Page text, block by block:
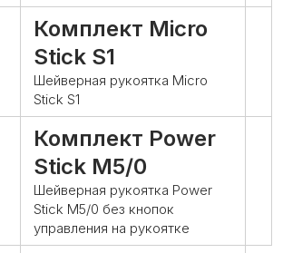
Комплект Micro
Stick S1
Шейверная рукоятка Micro
Stick S1
Комплект Power
Stick M5/0
Шейверная рукоятка Power
Stick M5/0 без кнопок
управления на рукоятке